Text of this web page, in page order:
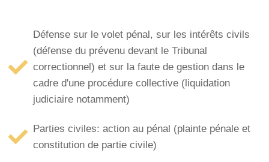
Défense sur le volet pénal, sur les intérêts civils
(défense du prévenu devant le Tribunal
correctionnel) et sur la faute de gestion dans le
cadre d'une procédure collective (liquidation
judiciaire notamment)
Parties civiles: action au pénal (plainte pénale et
constitution de partie civile)